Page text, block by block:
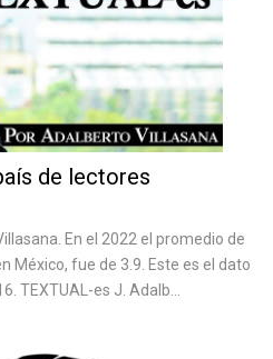
de lectores
En el 2022 el promedio de
México, fue de 3.9. Este es el dato
TEXTUAL-es J. Adalb...